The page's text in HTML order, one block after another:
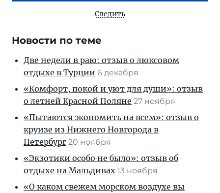
Следить
Новости по теме
Две недели в раю: отзыв о люксовом
отдыхе в Турции 6 декабря
«Комфорт, покой и уют для души»: отзыв
о летней Красной Поляне 27 ноября
«Пытаются экономить на всем»: отзыв о
круизе из Нижнего Новгорода в
Петербург 20 ноября
«Экзотики особо не было»: отзыв об
отдыхе на Мальдивах 13 ноября
«О каком свежем морском воздухе вы